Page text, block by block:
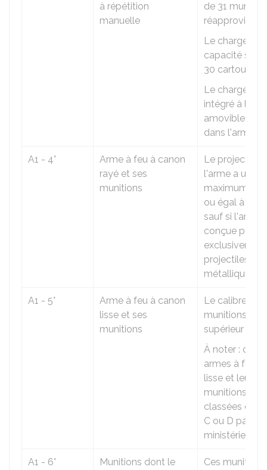
à répétition
manuelle
de 31
Le chargeur a
capacité
30
Le chargeur
intégré à
amovible et
dans l'arme.
A1 - 4°
Arme à feu à canon
rayé et ses
munitions
Le projectile
l'arme a un
maximum
ou égal à 20
sauf si l'arme
conçue pour
projectiles
métalliques.
A1 - 5°
Arme à feu à canon
lisse et ses
munitions
Le calibre des
munitions est
supérieur à 8.
À noter :
armes à feu à
lisse et leurs
munitions
classées en
C ou D par
ministérielle.
A1 - 6°
Munitions dont le
Ces